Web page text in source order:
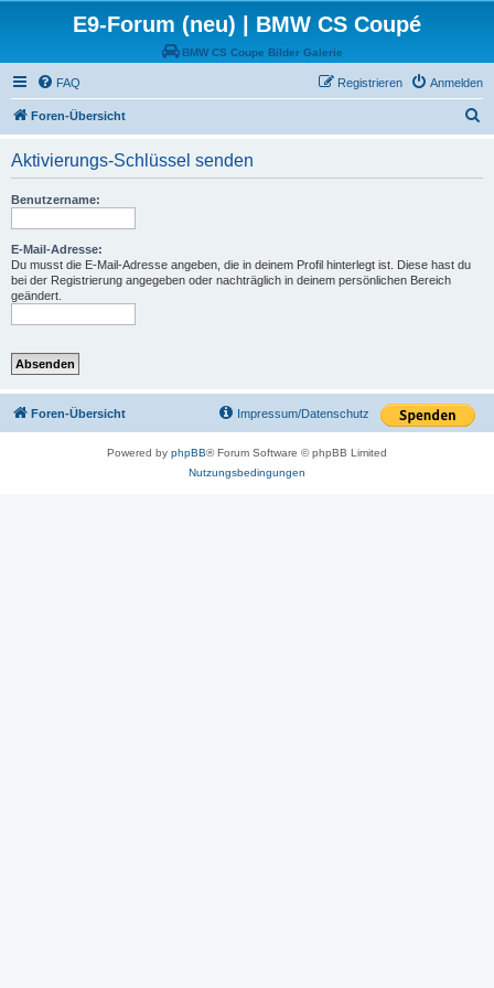
E9-Forum (neu) | BMW CS Coupé
BMW CS Coupe Bilder Galerie
FAQ Anmelden
Registrieren
Foren-Übersicht
Aktivierungs-Schlüssel senden
Benutzername:
E-Mail-Adresse:
Du musst die E-Mail-Adresse angeben, die in deinem Profil hinterlegt ist. Diese hast du
bei der Registrierung angegeben oder nachträglich in deinem persönlichen Bereich
geändert.
Foren-Übersicht Impressum/Datenschutz
Powered by phpBB® Forum Software © phpBB Limited
Nutzungsbedingungen